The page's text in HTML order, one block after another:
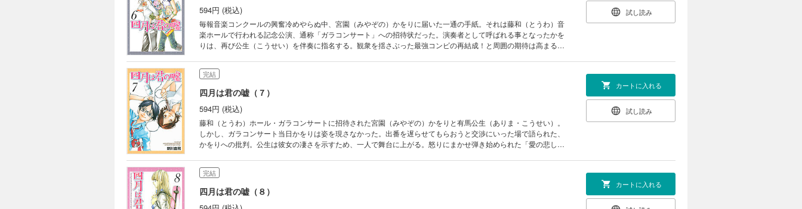
594円 (税込)
毎報音楽コンクールの興奮冷めやらぬ中、宮園（みやぞの）かをりに届いた一通の手紙。それは藤和（とうわ）音
楽ホールで行われる記念公演、通称「ガラコンサート」への招待状だった。演奏者として呼ばれる事となったかを
りは、再び公生（こうせい）を伴奏に指名する。観衆を揺さぶった最強コンビの再結成！と周囲の期待は高まる
試し読み
完結
四月は君の嘘（７）
594円 (税込)
藤和（とうわ）ホール・ガラコンサートに招待された宮園（みやぞの）かをりと有馬公生（ありま・こうせい）。
しかし、ガラコンサート当日かをりは姿を現さなかった。出番を遅らせてもらおうと交渉にいった場で語られた、
かをりへの批判。公生は彼女の凄さを示すため、一人で舞台に上がる。怒りにまかせ弾き始められた「愛の悲し
りを見せる！
カートに入れる
試し読み
完結
四月は君の嘘（８）
カートに入れる